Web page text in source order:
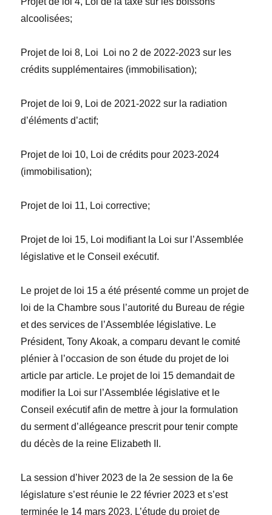
alcoolisées;
Projet de loi 8, Loi
Loi no 2 de 2022-2023 sur les
crédits supplémentaires (immobilisation);
Projet de loi 9, Loi de 2021-2022 sur la radiation
d’éléments d’actif;
Projet de loi 10, Loi de crédits pour 2023-2024
(immobilisation);
Projet de loi 11, Loi corrective;
Projet de loi 15, Loi modifiant la Loi sur l’Assemblée
législative et le Conseil exécutif.
Le projet de loi 15 a été présenté comme un projet de
loi de la Chambre sous l’autorité du Bureau de régie
et des services de l’Assemblée législative. Le
Président,Tony Akoak, a comparu devant le comité
plénierà l’occasionde sonétudedu projet de loi
article par article. Le projet de loi 15 demandait de
modifier la Loi sur l’Assemblée législative et le
Conseil exécutifafin de mettre à jour la formulation
du serment d’allégeance prescrit pour tenir compte
du décès de la reine Elizabeth II.
La session d’hiver 2023 de la 2e session de la 6e
législature s’est réunie le 22 février 2023 et s’est
terminée le 14 mars 2023. L’étude du projet de